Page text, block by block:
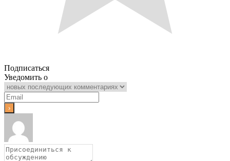
Подписаться
Уведомить о